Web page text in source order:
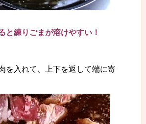
と練りごまが溶けやすい！
を入れて、上下を返して端に寄